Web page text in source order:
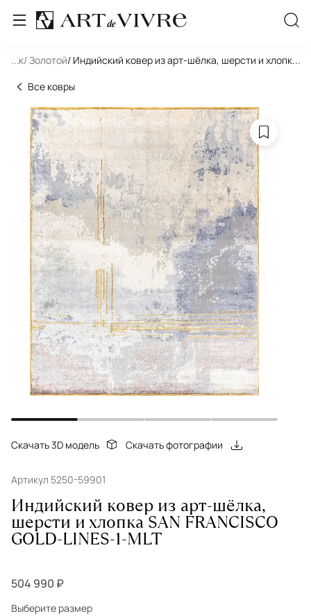
... / Золотой/ Индийский ковер из арт-шёлка, шерсти и хлопка...
Все ковры
Скачать 3D модель Скачать фотографии
Артикул 5250-59901
Индийский ковер из арт-шёлка,
шерсти и хлопка SAN FRANCISCO
GOLD-LINES-1-MLT
504 990 ₽
Выберите размер